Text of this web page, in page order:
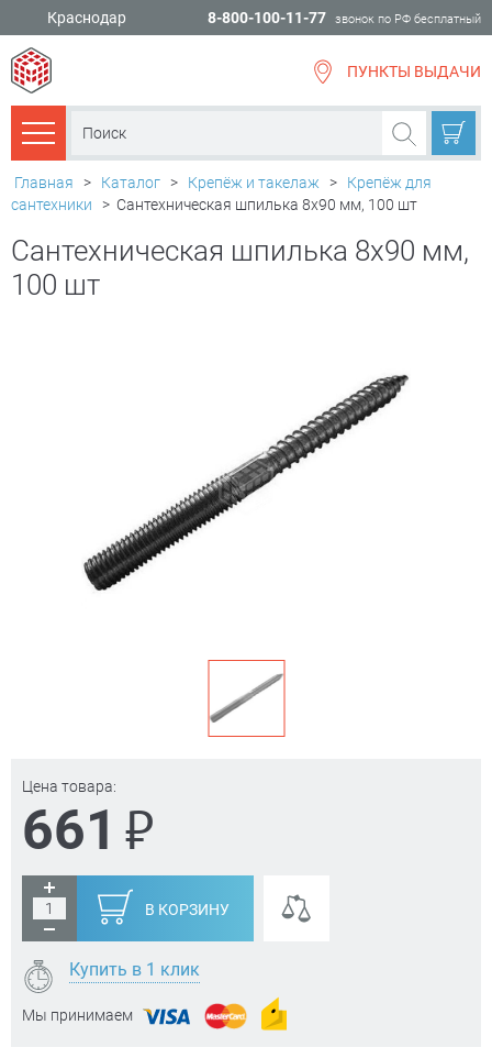
Краснодар 8-800-100-11-77 звонок по РФ бесплатный
ПУНКТЫ ВЫДАЧИ
Каталог товаров
Главная > Каталог > Крепёж и такелаж >
Крепёж для
сантехники
> Сантехническая шпилька 8х90 мм, 100 шт
Сантехническая шпилька 8х90 мм,
100 шт
Цена товара:
661 ₽
В КОРЗИНУ
Купить в 1 клик
Мы принимаем